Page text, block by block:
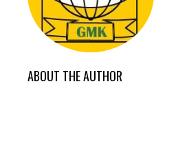
ABOUT THE AUTHOR